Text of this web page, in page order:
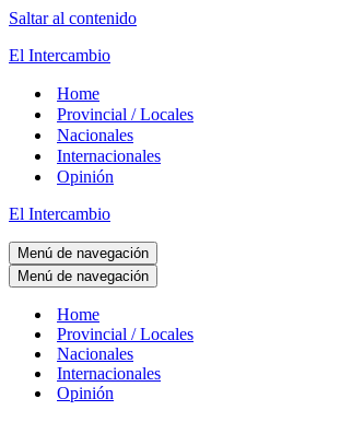
Saltar al contenido
El Intercambio
Home
Provincial / Locales
Nacionales
Internacionales
Opinión
El Intercambio
Menú de navegación
Menú de navegación
Home
Provincial / Locales
Nacionales
Internacionales
Opinión